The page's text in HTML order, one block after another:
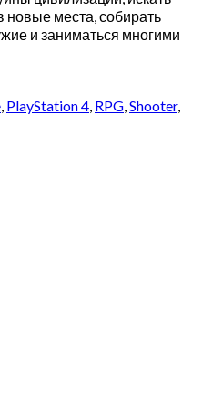
места, собирать
и заниматься многими
, PlayStation 4, RPG,Shooter,